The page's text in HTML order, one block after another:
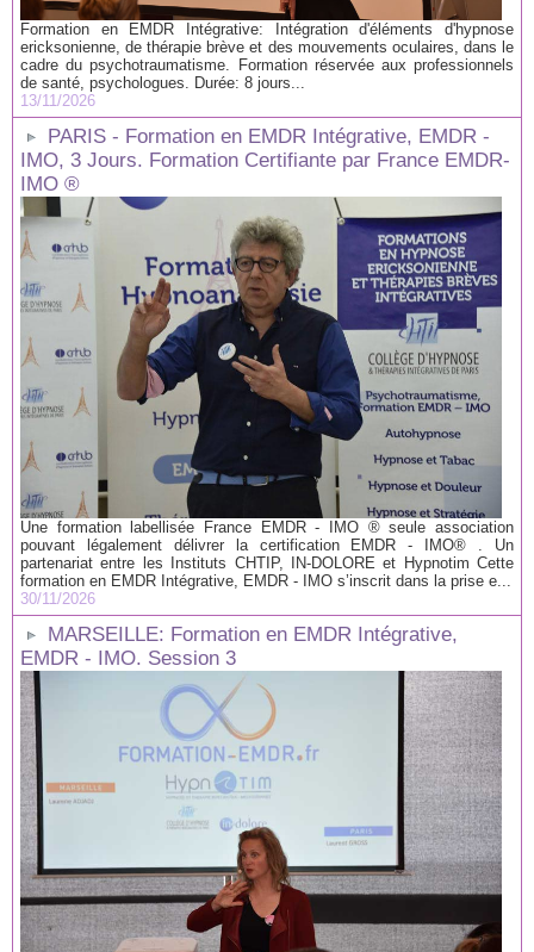
Formation en EMDR Intégrative: Intégration d'éléments d'hypnose
ericksonienne, de thérapie brève et des mouvements oculaires, dans le
cadre du psychotraumatisme. Formation réservée aux professionnels
de santé, psychologues. Durée: 8 jours...
13/11/2026
PARIS - Formation en EMDR Intégrative, EMDR -
IMO, 3 Jours. Formation Certifiante par France EMDR-
IMO ®
Une formation labellisée France EMDR - IMO ® seule association
pouvant légalement délivrer la certification EMDR - IMO® . Un
partenariat entre les Instituts CHTIP, IN-DOLORE et Hypnotim Cette
formation en EMDR Intégrative, EMDR - IMO s’inscrit dans la prise e...
30/11/2026
MARSEILLE: Formation en EMDR Intégrative,
EMDR - IMO. Session 3